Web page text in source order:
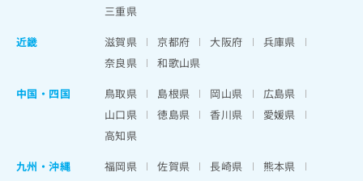
三重県
近畿
滋賀県 京都府 大阪府
兵庫県
奈良県
和歌山県
中国・四国
鳥取県 島根県 岡山県
広島県
山口県
徳島県 香川県
愛媛県
高知県
九州・沖縄
福岡県 佐賀県 長崎県
熊本県